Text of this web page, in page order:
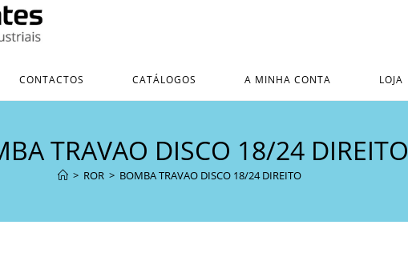
CONTACTOS CATÁLOGOS A MINHA CONTA LOJA
TRAVAO DISCO 18/24 DIREITO
> ROR > BOMBA TRAVAO DISCO 18/24 DIREITO